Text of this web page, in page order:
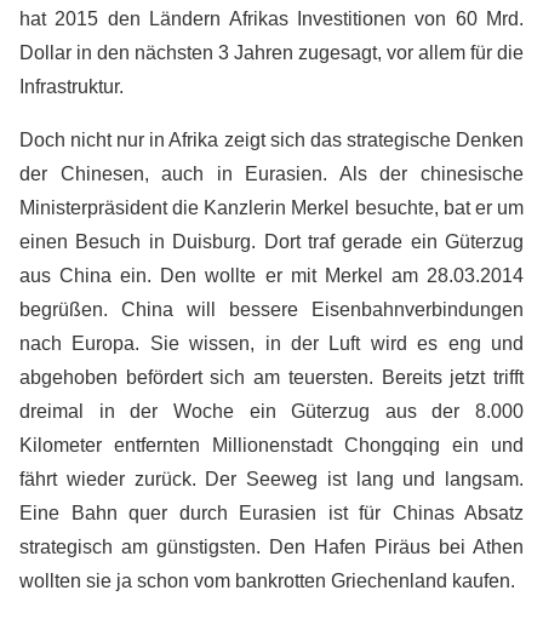
hat 2015 den Ländern Afrikas Investitionen von 60 Mrd.
Dollar in den nächsten 3 Jahren zugesagt, vor allem für die
Infrastruktur.
Doch nicht nur in Afrika zeigt sich das strategische Denken
der Chinesen, auch in Eurasien. Als der chinesische
Ministerpräsident die Kanzlerin Merkel besuchte, bat er um
einen Besuch in Duisburg. Dort traf gerade ein Güterzug
aus China ein. Den wollte er mit Merkel am 28.03.2014
begrüßen. China will bessere Eisenbahnverbindungen
nach Europa. Sie wissen, in der Luft wird es eng und
abgehoben befördert sich am teuersten. Bereits jetzt trifft
dreimal in der Woche ein Güterzug aus der 8.000
Kilometer entfernten Millionenstadt Chongqing ein und
fährt wieder zurück. Der Seeweg ist lang und langsam.
Eine Bahn quer durch Eurasien ist für Chinas Absatz
strategisch am günstigsten. Den Hafen Piräus bei Athen
wollten sie ja schon vom bankrotten Griechenland kaufen.